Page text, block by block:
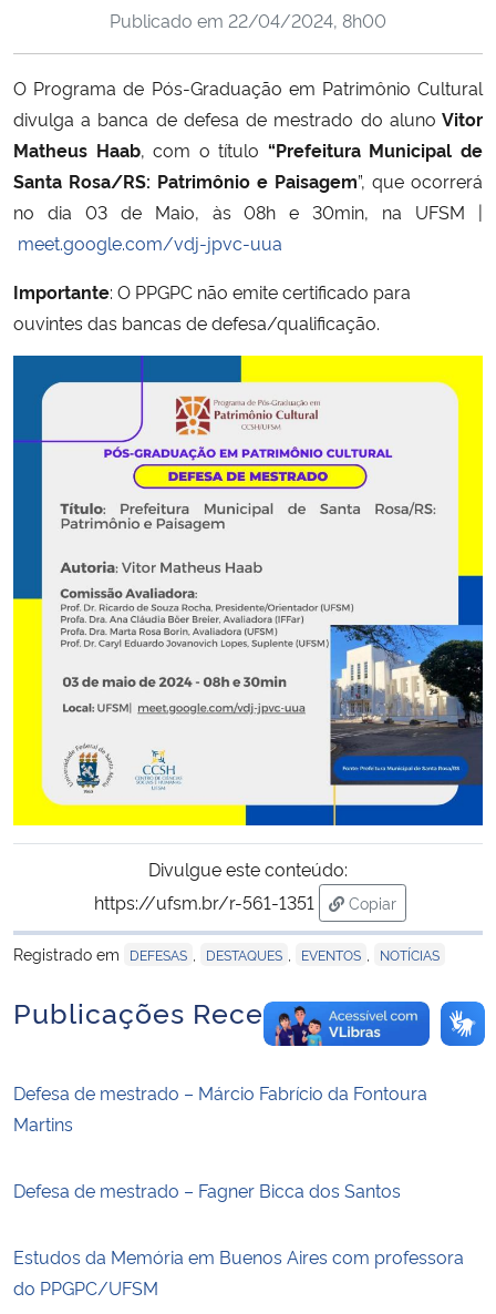
Ministério da Cidadania
Ministério de Minas e Energia
Ministério da Ciência, Tecnologia, Inovações e Comunicações
Ministério do Meio Ambiente
Controladoria-Geral da União
Ministério da Mulher, da Família e dos Direitos Humanos
Secretaria de Governo
Banco Central do Brasil
Planalto
Publicado em 22/04/2024, 8h00
O Programa de Pós-Graduação em Patrimônio Cultural
divulga a banca de defesa de mestrado do aluno Vitor
Matheus Haab, com o título “Prefeitura Municipal de
Santa Rosa/RS: Patrimônio e Paisagem”, que ocorrerá
no dia 03 de Maio, às 08h e 30min, na UFSM |
meet.google.com/vdj-jpvc-uua
Importante: O PPGPC não emite certificado para
ouvintes das bancas de defesa/qualificação.
Divulgue este conteúdo:
https://ufsm.br/r-561-1351
Copiar
para área de
Registrado em
DEFESAS DESTAQUES EVENTOS NOTÍCIAS
Publicações Recentes
Defesa de mestrado – Márcio Fabrício da Fontoura
Martins
Defesa de mestrado – Fagner Bicca dos Santos
Estudos da Memória em Buenos Aires com professora
do PPGPC/UFSM